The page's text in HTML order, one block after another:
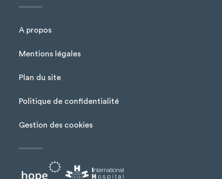
A propos
Mentions légales
Plan du site
Politique de confidentialité
Gestion des cookies